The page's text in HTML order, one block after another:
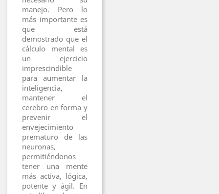
manejo. Pero lo
más importante es
que está
demostrado que el
cálculo mental es
un ejercicio
imprescindible
para aumentar la
inteligencia,
mantener el
cerebro en forma y
prevenir el
envejecimiento
prematuro de las
neuronas,
permitiéndonos
tener una mente
más activa, lógica,
potente y ágil. En